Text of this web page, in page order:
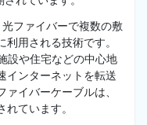
ファイバーで複数の敷
用される技術です。
設や住宅などの中心地
インターネットを転送
イバーケーブルは、
ています。